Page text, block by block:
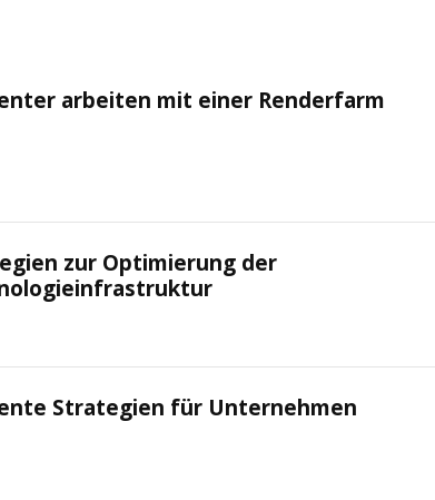
arbeiten mit einer Renderfarm
zur Optimierung der
Strategien für Unternehmen